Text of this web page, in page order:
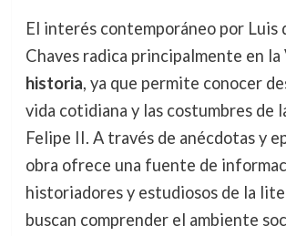
El interés contemporáneo por Luis
Chaves radica principalmente en la
historia, ya que permite conocer
vida cotidiana y las costumbres de
Felipe II. A través de anécdotas y
obra ofrece una fuente de
historiadores y estudiosos de la
buscan comprender el ambiente